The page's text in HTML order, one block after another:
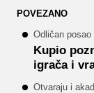
POVEZANO
Odličan posao
Kupio
igrača i
Otvaraju i